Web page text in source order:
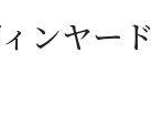
健康/美容
ンヤード